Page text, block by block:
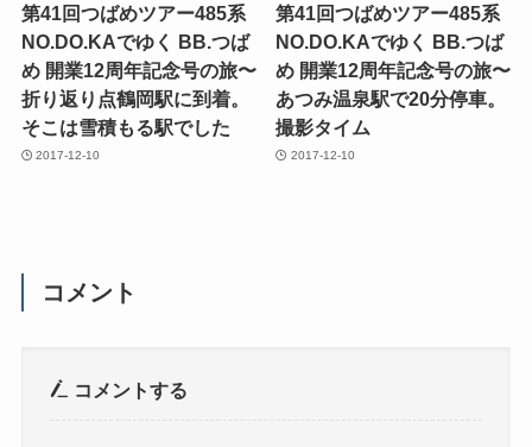
第41回つばめツアー485系
NO.DO.KAでゆく BB.つば
め 開業12周年記念号の旅〜
折り返り点鶴岡駅に到着。
そこは雪積もる駅でした
2017-12-10
第41回つばめツアー485系
NO.DO.KAでゆく BB.つば
め 開業12周年記念号の旅〜
あつみ温泉駅で20分停車。
撮影タイム
2017-12-10
コメント
コメントする